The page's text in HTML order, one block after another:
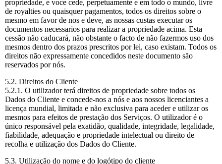
propriedade, e voce cede, perpetuamente e em todo o mundo, livre
de royalties ou quaisquer pagamentos, todos os direitos sobre o
mesmo em favor de nos e deve, as nossas custas executar os
documentos necessarios para realizar a propriedade acima. Esta
cessão não caducará, não obstante o facto de não fazermos uso dos
mesmos dentro dos prazos prescritos por lei, caso existam. Todos os
direitos não expressamente concedidos neste documento são
reservados por nós.
5.2. Direitos do Cliente
5.2.1. O utilizador terá direitos de propriedade sobre todos os
Dados do Cliente e concede-nos a nós e aos nossos licenciantes a
licença mundial, limitada e não exclusiva para aceder e utilizar os
mesmos para efeitos de prestação dos Serviços. O utilizador é o
único responsável pela exatidão, qualidade, integridade, legalidade,
fiabilidade, adequação e propriedade intelectual ou direito de
recolha e utilização dos Dados do Cliente.
5.3. Utilização do nome e do logótipo do cliente